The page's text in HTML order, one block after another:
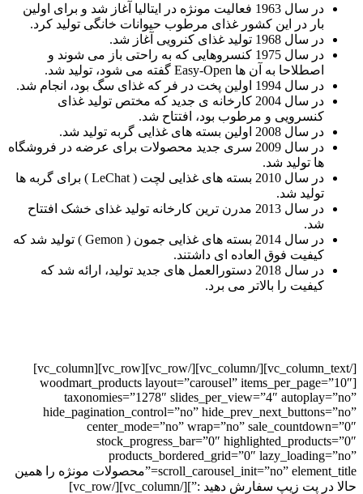
در سال 1963 فعالیت مونژه در ایتالیا آغاز شد و برای اولین
بار در این کشور غذای مرطوب حیوانات خانگی تولید کرد.
در سال 1968 تولید غذای کنرویی آغاز شد.
در سال 1975 کنسروهایی که به راحتی باز می شوند و
اصطلاحا به آن ها Easy-Open گفته می شود، تولید شد.
در سال 1994 اولین پخت در فر که غذای سگ بود، انجام شد.
در سال 2004 کارخانه ی جدید که مختص تولید غذای
کنسرویی و مرطوب بود، افتتاح شد.
در سال 2008 اولین بسته های غذایی گربه تولید شد.
در سال 2009 سری جدید محصولات برای عرضه در فروشگاه
ها تولید شد.
در سال 2010 بسته های غذایی لچت ( LeChat ) برای گربه ها
تولید شد.
در سال 2013 مدرن ترین کارخانه تولید غذای خشک افتتاح
شد.
در سال 2014 بسته های غذایی جمون ( Gemon ) تولید شد که
کیفیت فوق العاده ای داشتند.
در سال 2018 دستورالعمل های جدید تولید، ارائه شد که
کیفیت را بالاتر می برد.
[/vc_column_text][/vc_column][/vc_row][vc_row][vc_column]
[woodmart_products layout=”carousel” items_per_page=”10″
taxonomies=”1278″ slides_per_view=”4″ autoplay=”no”
hide_pagination_control=”no” hide_prev_next_buttons=”no”
center_mode=”no” wrap=”no” sale_countdown=”0″
stock_progress_bar=”0″ highlighted_products=”0″
products_bordered_grid=”0″ lazy_loading=”no”
scroll_carousel_init=”no” element_title=”محصولات مونژه را همین
حالا در پت زیپ سفارش دهید :”][/vc_column][/vc_row]